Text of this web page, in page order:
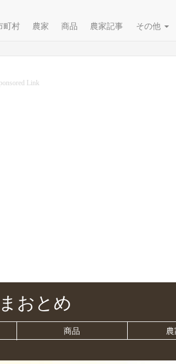
町村 農家 商品 農家記事 その他
Link
おとめ
商品